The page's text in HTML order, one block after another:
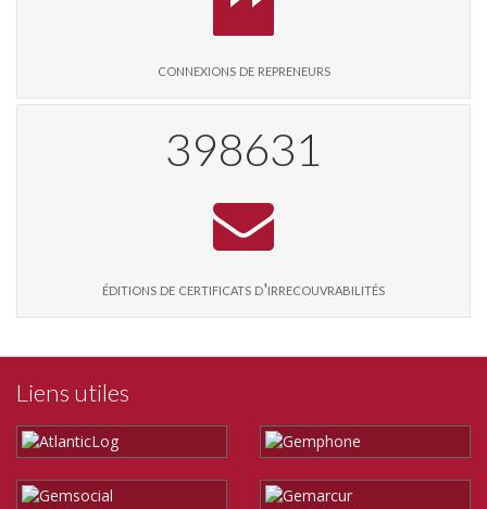
connexions de repreneurs
409354
éditions de certificats d'irrecouvrabilités
Liens utiles